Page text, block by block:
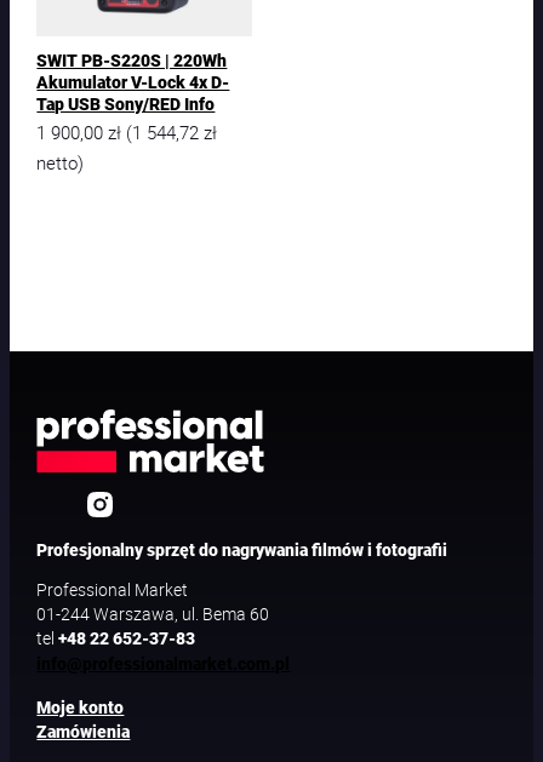
SWIT PB-S220S | 220Wh
Akumulator V-Lock 4x D-
Tap USB Sony/RED Info
1 900,00zł (1 544,72zł
netto)
Profesjonalny sprzęt do nagrywania filmów i fotografii
Professional Market
01-244 Warszawa, ul. Bema 60
tel+48 22 652-37-83
Moje konto
Zamówienia